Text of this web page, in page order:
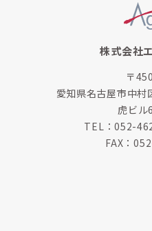
株式会社
〒
愛知県名古屋市中
虎ビル
TEL：052-
FAX：